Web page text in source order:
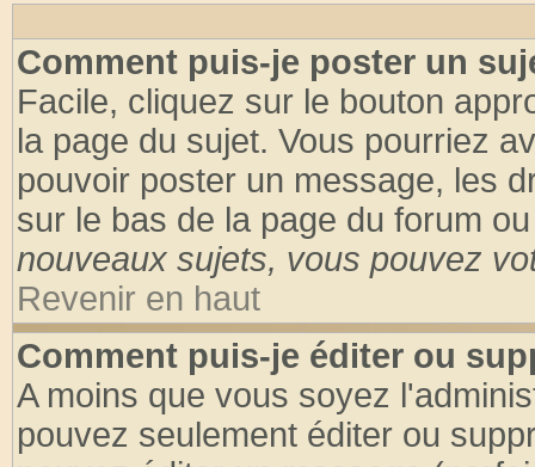
Comment puis-je poster un
Facile, cliquez sur le bouton
la page du sujet. Vous pourriez
pouvoir poster un message, les
sur le bas de la page du forum
nouveaux sujets, vous pouvez
Revenir en haut
Comment puis-je éditer ou
A moins que vous soyez
pouvez seulement éditer ou